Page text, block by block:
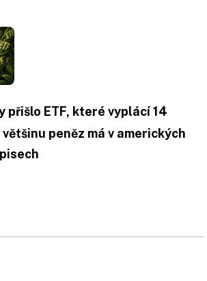
přišlo ETF, které vyplácí 14
peněz má v amerických